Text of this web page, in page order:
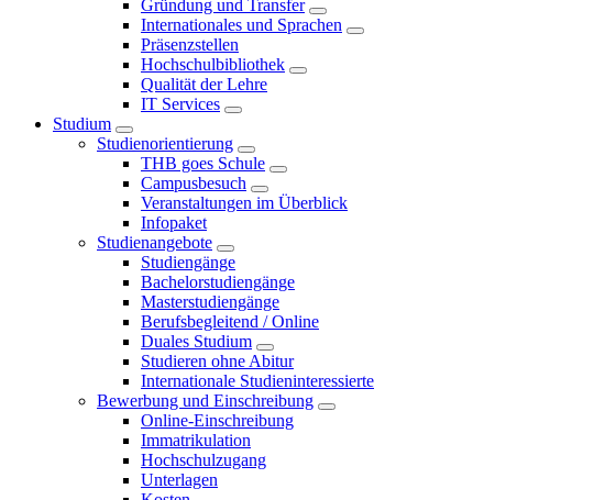
Gründung und Transfer
Internationales und Sprachen
Präsenzstellen
Hochschulbibliothek
Qualität der Lehre
IT Services
Studium
Studienorientierung
THB goes Schule
Campusbesuch
Veranstaltungen im Überblick
Infopaket
Studienangebote
Studiengänge
Bachelorstudiengänge
Masterstudiengänge
Berufsbegleitend / Online
Duales Studium
Studieren ohne Abitur
Internationale Studieninteressierte
Bewerbung und Einschreibung
Online-Einschreibung
Immatrikulation
Hochschulzugang
Unterlagen